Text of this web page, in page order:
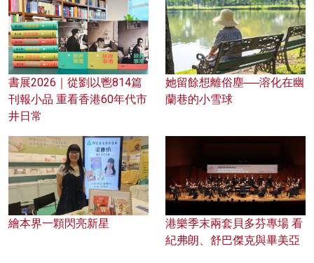
書展2026｜從劉以鬯814篇
刊報小品 重看香港60年代市
井日常
她留餘想離俗塵──溶化在幽
蘭巷的小雪球
繪本界一顆閃亮新星
港樂季末兩套貝多芬專場 看
紀弗朗、舒巴傑克與畢美亞